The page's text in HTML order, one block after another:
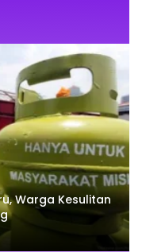
Warga Kesulitan